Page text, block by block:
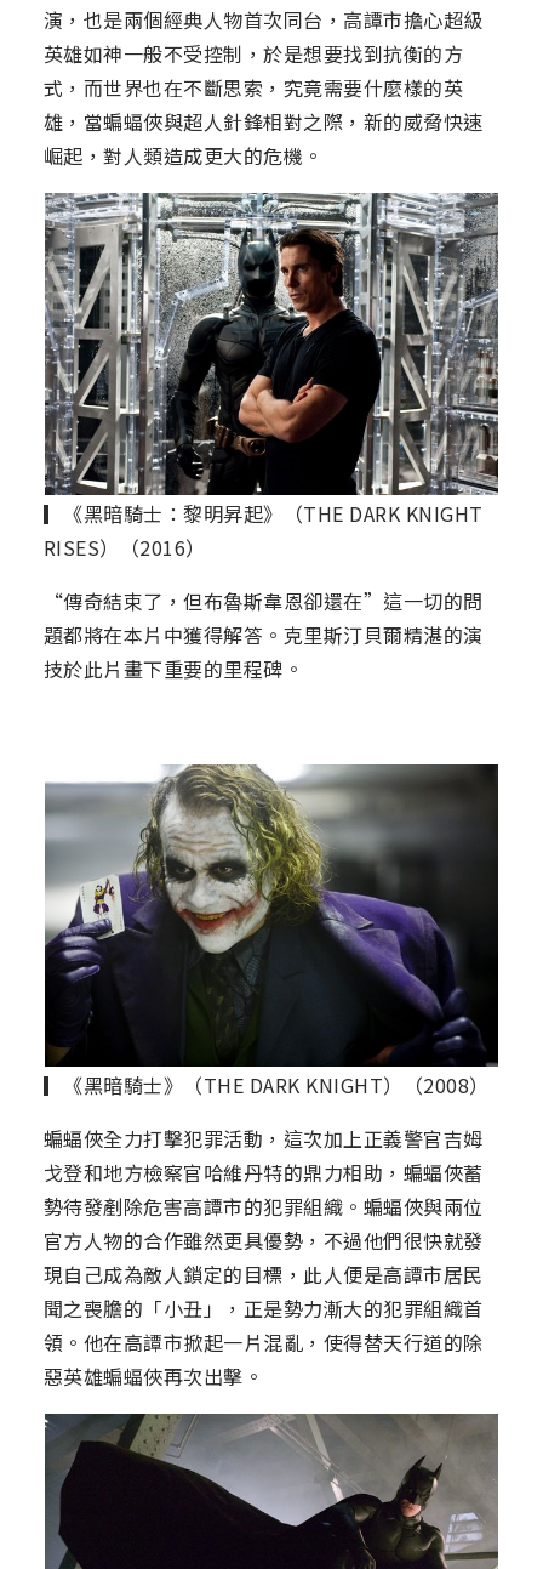
演，也是兩個經典人物首次同台，高譚市擔心超級
英雄如神一般不受控制，於是想要找到抗衡的方
式，而世界也在不斷思索，究竟需要什麼樣的英
雄，當蝙蝠俠與超人針鋒相對之際，新的威脅快速
崛起，對人類造成更大的危機。
▎《黑暗騎士：黎明昇起》（THE DARK KNIGHT
RISES）（2016）
“傳奇結束了，但布魯斯韋恩卻還在”這一切的問
題都將在本片中獲得解答。克里斯汀貝爾精湛的演
技於此片畫下重要的里程碑。
▎《黑暗騎士》（THE DARK KNIGHT）（2008）
蝙蝠俠全力打擊犯罪活動，這次加上正義警官吉姆
戈登和地方檢察官哈維丹特的鼎力相助，蝙蝠俠蓄
勢待發剷除危害高譚市的犯罪組織。蝙蝠俠與兩位
官方人物的合作雖然更具優勢，不過他們很快就發
現自己成為敵人鎖定的目標，此人便是高譚市居民
聞之喪膽的「小丑」，正是勢力漸大的犯罪組織首
領。他在高譚市掀起一片混亂，使得替天行道的除
惡英雄蝙蝠俠再次出擊。